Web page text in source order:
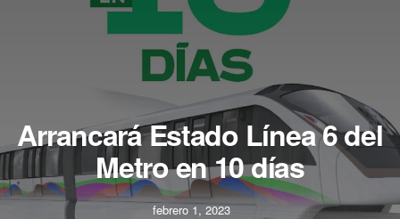
Arrancará Estado Línea 6 del
Metro en 10 días
febrero 1, 2023